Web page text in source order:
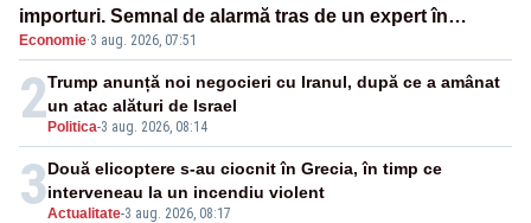
importuri. Semnal de alarmă tras de un expert în
energie
Economie·3 aug. 2026, 07:51
2 Politica-3 aug. 2026, 08:14
Trump anunță noi negocieri cu Iranul, după ce a amânat
un atac alături de Israel
3Actualitate-3 aug. 2026, 08:17
Două elicoptere s-au ciocnit în Grecia, în timp ce
interveneau la un incendiu violent